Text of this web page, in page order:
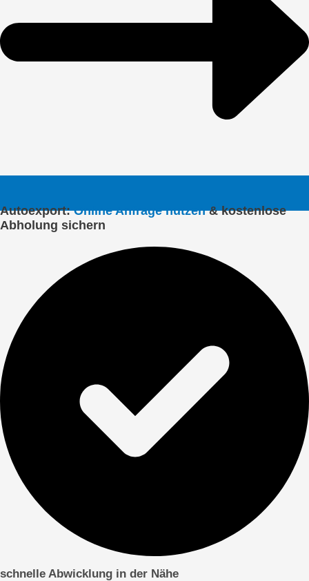
Autoexport:Online Anfrage nutzen& kostenlose
Abholung sichern
schnelle Abwicklung in der Nähe